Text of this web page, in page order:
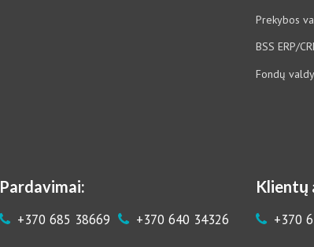
Prekybos
BSS ERP/
Fondų
Pardavimai:
+370 685 38669 +370 640 34326
Klientų
+370